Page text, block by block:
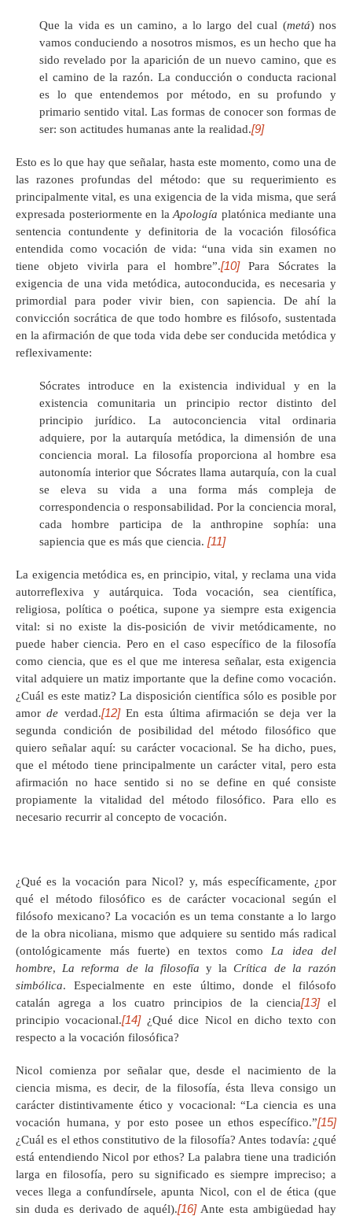
Que la vida es un camino, a lo largo del cual (metá) nos
vamos conduciendo a nosotros mismos, es un hecho que ha
sido revelado por la aparición de un nuevo camino, que es
el camino de la razón. La conducción o conducta racional
es lo que entendemos por método, en su profundo y
primario sentido vital. Las formas de conocer son formas de
ser: son actitudes humanas ante la realidad.[9]
Esto es lo que hay que señalar, hasta este momento, como una de
las razones profundas del método: que su requerimiento es
principalmente vital, es una exigencia de la vida misma, que será
expresada posteriormente en laApología platónica mediante una
sentencia contundente y definitoria de la vocación filosófica
entendida como vocación de vida: “una vida sin examen no
tiene objeto vivirla para el hombre”.[10]Para Sócrates la
exigencia de una vida metódica, autoconducida, es necesaria y
primordial para poder vivir bien, con sapiencia. De ahí la
convicción socrática de que todo hombre es filósofo, sustentada
en la afirmación de que toda vida debe ser conducida metódica y
reflexivamente:
Sócrates introduce en la existencia individual y en la
existencia comunitaria un principio rector distinto del
principio jurídico. La autoconciencia vital ordinaria
adquiere, por la autarquía metódica, la dimensión de una
conciencia moral. La filosofía proporciona al hombre esa
autonomía interior que Sócrates llama autarquía, con la cual
se eleva su vida a una forma más compleja de
correspondencia o responsabilidad. Por la conciencia moral,
cada hombre participa de la anthropine sophía: una
sapiencia que es más que ciencia. [11]
La exigencia metódica es, en principio, vital, y reclama una vida
autorreflexiva y autárquica. Toda vocación, sea científica,
religiosa, política o poética, supone ya siempre esta exigencia
vital: si no existe la dis-posición de vivir metódicamente, no
puede haber ciencia. Pero en el caso específico de la filosofía
como ciencia, que es el que me interesa señalar, esta exigencia
vital adquiere un matiz importante que la define como vocación.
¿Cuál es este matiz? La disposición científica sólo es posible por
amorde verdad.[12]En esta última afirmación se deja ver la
segunda condición de posibilidad del método filosófico que
quiero señalar aquí: su carácter vocacional. Se ha dicho, pues,
que el método tiene principalmente un carácter vital, pero esta
afirmación no hace sentido si no se define en qué consiste
propiamente la vitalidad del método filosófico. Para ello es
necesario recurrir al concepto de vocación.
¿Qué es la vocación para Nicol? y, más específicamente, ¿por
qué el método filosófico es de carácter vocacional según el
filósofo mexicano? La vocación es un tema constante a lo largo
de la obra nicoliana, mismo que adquiere su sentido más radical
(ontológicamente más fuerte) en textos como La idea del
hombre,La reforma de la filosofía y laCrítica de la razón
simbólica. Especialmente en este último, donde el filósofo
catalán agrega a los cuatro principios de la ciencia[13]el
principio vocacional.[14]¿Qué dice Nicol en dicho texto con
respecto a la vocación filosófica?
Nicol comienza por señalar que, desde el nacimiento de la
ciencia misma, es decir, de la filosofía, ésta lleva consigo un
carácter distintivamente ético y vocacional: “La ciencia es una
vocación humana, y por esto posee un ethos específico.”[15]
¿Cuál es el ethos constitutivo de la filosofía? Antes todavía: ¿qué
está entendiendo Nicol por ethos? La palabra tiene una tradición
larga en filosofía, pero su significado es siempre impreciso; a
veces llega a confundírsele, apunta Nicol, con el de ética (que
sin duda es derivado de aquél).[16]Ante esta ambigüedad hay